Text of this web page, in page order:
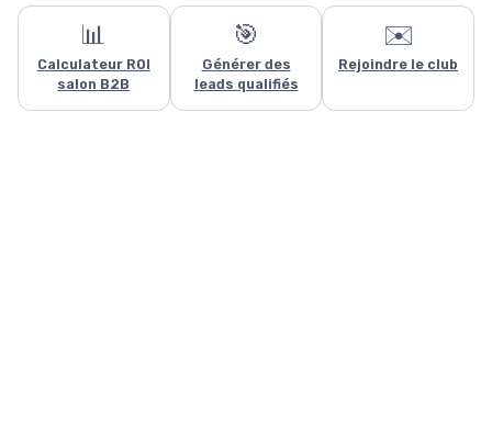
📊
Calculateur ROI
salon B2B
🎯
Générer des
leads qualifiés
✉️
Rejoindre le club
Ce site utilise des cookies et vous donne le contrôle sur ceux que
vous souhaitez activer
Tout accepter Personnaliser